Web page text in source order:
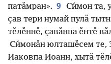
патӑмран». 9 Си́мон та,
ҫав тери нумай пулӑ
тӗлӗннӗ, ҫавӑнпа ӗнтӗ
Си́монӑн юлташӗсем те,
Иаковпа Иоанн, хытӑ